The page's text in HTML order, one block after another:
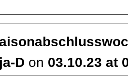
D on 03.10.23 at